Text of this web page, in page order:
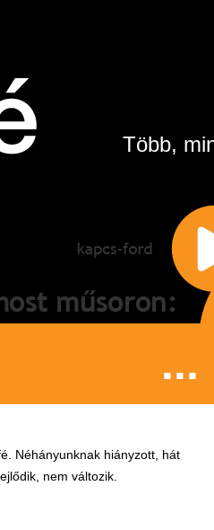
Több,
...
Néhányunknak hiányzott, hát
nem változik.